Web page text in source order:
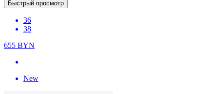
Быстрый просмотр
36
38
655 BYN
New